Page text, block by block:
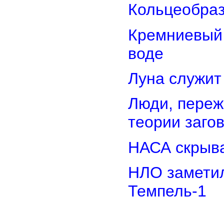
воде
Луна
Люди,
теории
НАСА
НЛО
Темпель-1